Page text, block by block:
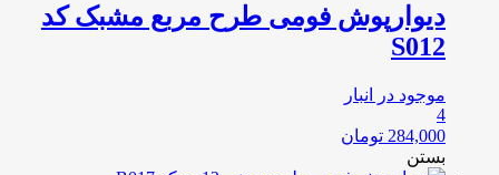
دیوارپوش فومی طرح مربع مشبک کد
S012
موجود در انبار
4
284,000 تومان
بستن